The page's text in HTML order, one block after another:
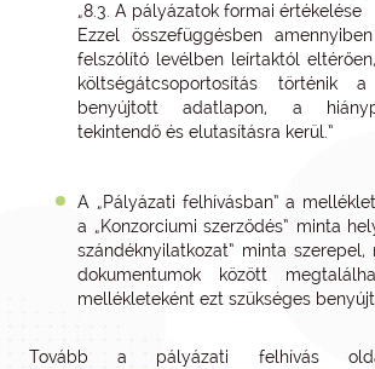
„8.3. A pályázatok formai értékelése
Ezzel összefüggésben
felszólító levélben leírtaktól
költségátcsoportosítás történik a
benyújtott adatlapon, a
tekintendő és elutasításra kerül.”
A „Pályázati felhívásban” a
a „Konzorciumi szerződés” minta
szándéknyilatkozat” minta
dokumentumok között
mellékleteként ezt szükséges
Tovább a pályázati felhívás